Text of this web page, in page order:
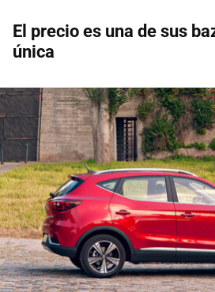
El precio es una de sus
única